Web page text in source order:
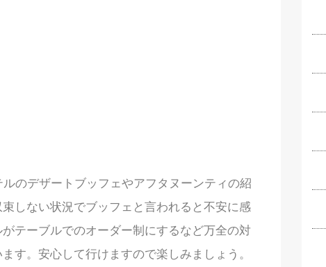
のデザートブッフェやアフタヌーンティの紹
しない状況でブッフェと言われると不安に感
テーブルでのオーダー制にするなど万全の対
す。安心して行けますので楽しみましょう。